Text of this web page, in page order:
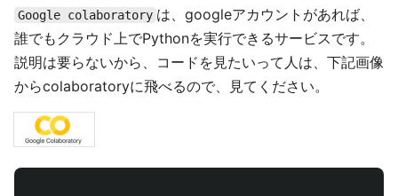
Google colaboratory は、googleアカウントがあれば、
誰でもクラウド上でPythonを実行できるサービスです。
説明は要らないから、コードを見たいって人は、下記画像
からcolaboratoryに飛べるので、見てください。